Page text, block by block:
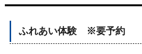
ふれあい体験 ※要予約